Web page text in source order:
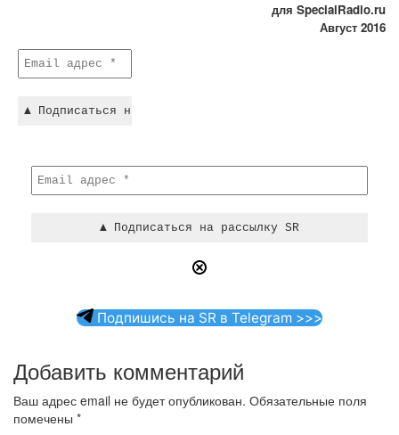
для SpecialRadio.ru
Август 2016
Подпишись на SR в Telegram >>>
Добавить комментарий
Ваш адрес email не будет опубликован. Обязательные поля
помечены *